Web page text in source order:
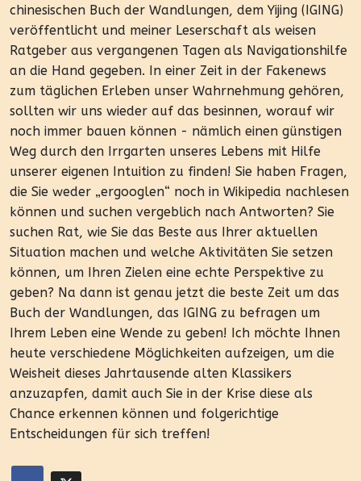
chinesischen Buch der Wandlungen, dem Yijing (IGING)
veröffentlicht und meiner Leserschaft als weisen
Ratgeber aus vergangenen Tagen als Navigationshilfe
an die Hand gegeben. In einer Zeit in der Fakenews
zum täglichen Erleben unser Wahrnehmung gehören,
sollten wir uns wieder auf das besinnen, worauf wir
noch immer bauen können - nämlich einen günstigen
Weg durch den Irrgarten unseres Lebens mit Hilfe
unserer eigenen Intuition zu finden! Sie haben Fragen,
die Sie weder „ergooglen“ noch in Wikipedia nachlesen
können und suchen vergeblich nach Antworten? Sie
suchen Rat, wie Sie das Beste aus Ihrer aktuellen
Situation machen und welche Aktivitäten Sie setzen
können, um Ihren Zielen eine echte Perspektive zu
geben? Na dann ist genau jetzt die beste Zeit um das
Buch der Wandlungen, das IGING zu befragen um
Ihrem Leben eine Wende zu geben! Ich möchte Ihnen
heute verschiedene Möglichkeiten aufzeigen, um die
Weisheit dieses Jahrtausende alten Klassikers
anzuzapfen, damit auch Sie in der Krise diese als
Chance erkennen können und folgerichtige
Entscheidungen für sich treffen!